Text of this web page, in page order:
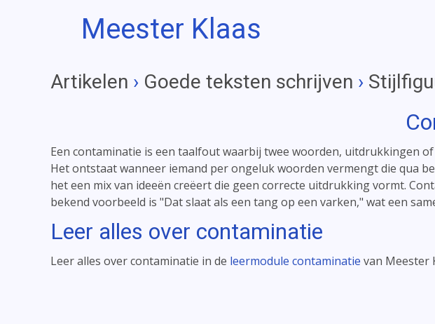
Meester Klaas
Artikelen › Goede teksten schrijven ›
Een contaminatie is een taalfout waarbij twee woorden, uitdrukkingen
Het ontstaat wanneer iemand per ongeluk woorden vermengt die qua
het een mix van ideeën creëert die geen correcte uitdrukking vormt.
bekend voorbeeld is "Dat slaat als een tang op een varken," wat een
Leer alles over contaminatie
Leer alles over contaminatie in de leermodule contaminatie van Meester